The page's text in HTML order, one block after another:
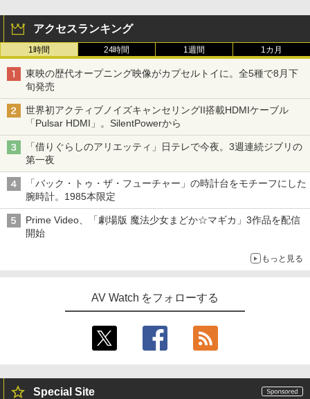
アクセスランキング
1時間 24時間 1週間 1カ月
東映の歴代オープニング映像がカプセルトイに。全5種で8月下
旬発売
世界初アクティブノイズキャンセリングII搭載HDMIケーブル
「Pulsar HDMI」。SilentPowerから
「借りぐらしのアリエッティ」日テレで今夜。3週連続ジブリの
第一夜
「バック・トゥ・ザ・フューチャー」の時計台をモチーフにした
腕時計。1985本限定
Prime Video、「劇場版 魔法少女まどか☆マギカ」3作品を配信
開始
もっと見る
AV Watch をフォローする
Special Site